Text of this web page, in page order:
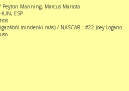
Peyton Manning, Marcus Mariota
ESP
mindenki más) / NASCAR : #22 Joey Logano